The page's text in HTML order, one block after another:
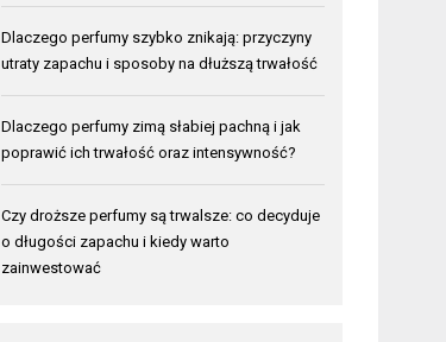
Dlaczego perfumy szybko znikają: przyczyny
utraty zapachu i sposoby na dłuższą trwałość
Dlaczego perfumy zimą słabiej pachną i jak
poprawić ich trwałość oraz intensywność?
Czy droższe perfumy są trwalsze: co decyduje
o długości zapachu i kiedy warto
zainwestować